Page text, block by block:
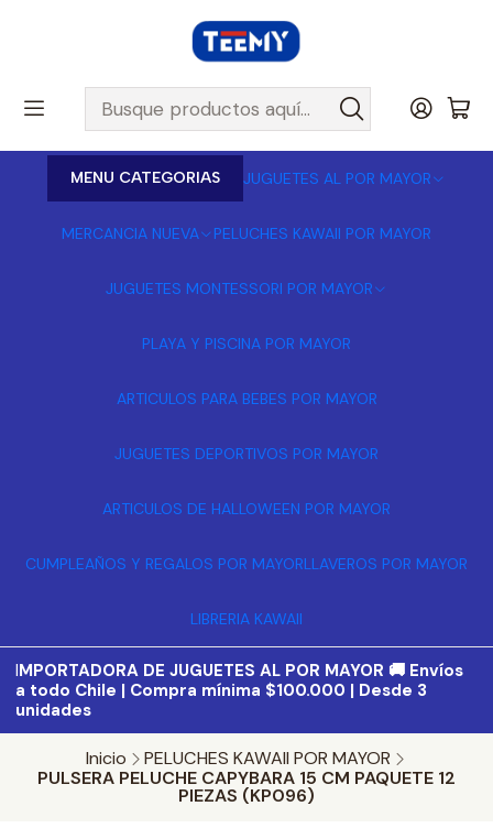
MENU CATEGORIAS JUGUETES AL POR MAYOR
MERCANCIA NUEVA PELUCHES KAWAII POR MAYOR
JUGUETES MONTESSORI POR MAYOR
PLAYA Y PISCINA POR MAYOR
ARTICULOS PARA BEBES POR MAYOR
JUGUETES DEPORTIVOS POR MAYOR
ARTICULOS DE HALLOWEEN POR MAYOR
CUMPLEAÑOS Y REGALOS POR MAYORLLAVEROS POR MAYOR
LIBRERIA KAWAII
IMPORTADORA DE JUGUETES AL POR MAYOR 🚚 Envíos
a todo Chile | Compra mínima $100.000 | Desde 3
unidades
Inicio
PELUCHES KAWAII POR MAYOR
PULSERA PELUCHE CAPYBARA 15 CM PAQUETE 12
PIEZAS (KP096)